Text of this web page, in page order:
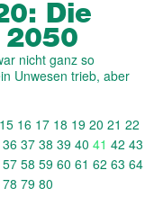
Die
2050
nicht ganz so
Unwesen trieb, aber
15 16 17 18 19 20 21 22
36 37 38 39 40 41 42 43
57 58 59 60 61 62 63 64
78 79 80